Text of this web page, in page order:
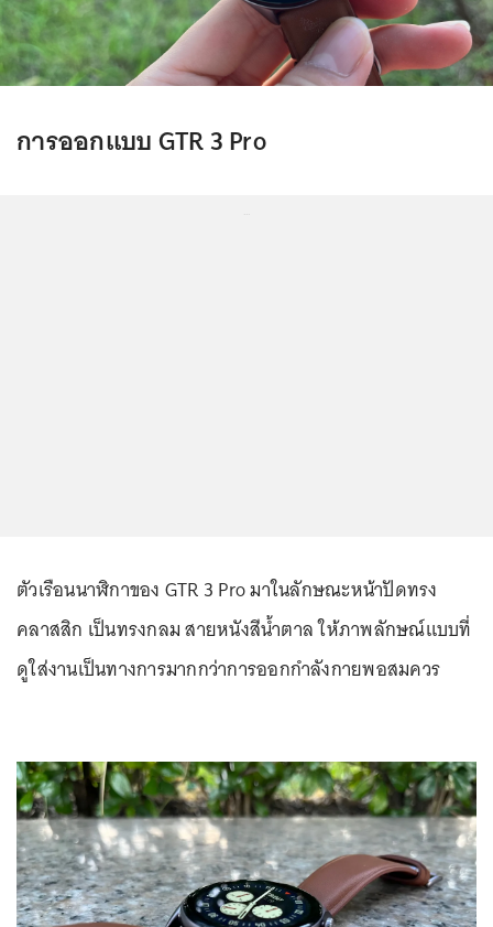
การออกแบบ GTR 3 Pro
ตัวเรือนนาฬิกาของ GTR 3 Pro มาในลักษณะหน้าปัดทรง
คลาสสิก เป็นทรงกลม สายหนังสีน้ำตาล ให้ภาพลักษณ์แบบที่
ดูใส่งานเป็นทางการมากกว่าการออกกำลังกายพอสมควร